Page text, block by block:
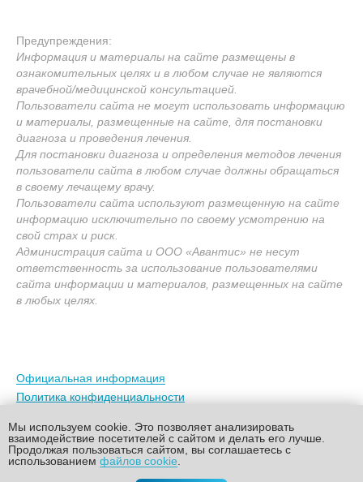
Предупреждения:
Информация и материалы на сайте размещены в
ознакомительных целях и в любом случае не являются
врачебной/медицинской консультацией.
Пользователи сайта не могут использовать информацию
и материалы, размещенные на сайте, для постановки
диагноза и проведения лечения.
Для постановки диагноза и определения методов лечения
пользователи сайта в любом случае должны обращаться
в своему лечащему врачу.
Пользователи сайта используют размещенную на сайте
информацию исключительно по своему усмотрению на
свой страх и риск.
Администрация сайта и ООО «Авантис» не несут
ответственность за использование пользователями
сайта информации и материалов, размещенных на сайте
в любых целях.
Официальная информация
Политика конфиденциальности
Мы используем cookie. Это позволяет анализировать
взаимодействие посетителей с сайтом и делать его лучше.
Продолжая пользоваться сайтом, вы соглашаетесь с
использованием файлов cookie.